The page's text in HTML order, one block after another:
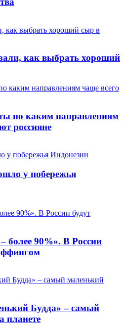
как выбрать хороший
по каким направлениям
россияне
у побережья
более 90%». В России
Будда» – самый
планете